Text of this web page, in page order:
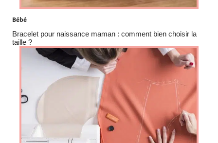
Bébé
Bracelet pour naissance maman : comment bien choisir la
taille ?